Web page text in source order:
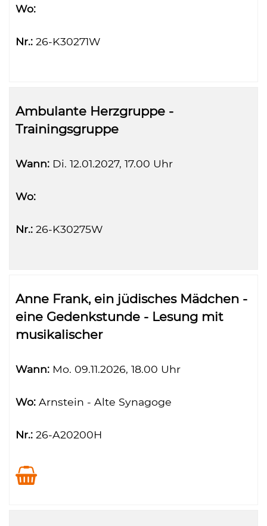
Wo:
Nr.: 26-K30271W
Ambulante Herzgruppe -
Trainingsgruppe
Wann: Di. 12.01.2027, 17.00 Uhr
Wo:
Nr.: 26-K30275W
Anne Frank, ein jüdisches Mädchen -
eine Gedenkstunde - Lesung mit
musikalischer
Wann: Mo. 09.11.2026, 18.00 Uhr
Wo: Arnstein - Alte Synagoge
Nr.: 26-A20200H